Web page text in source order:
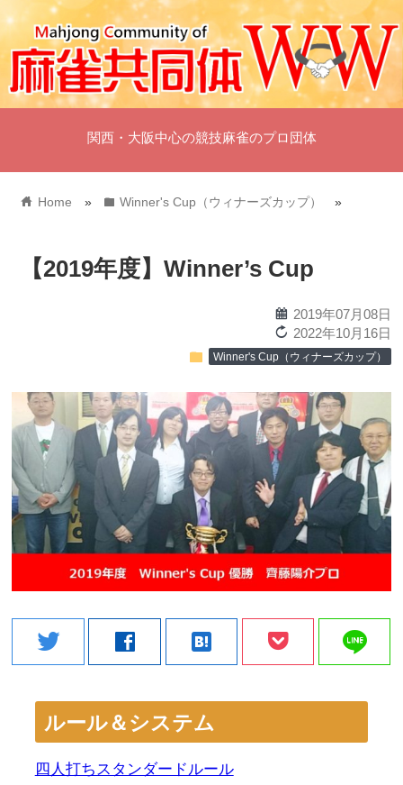
関西・大阪中心の競技麻雀のプロ団体
home Home » folderWinner's Cup（ウィナーズカップ） »
【2019年度】Winner’s Cup
calendar 2019年07月08日
reload 2022年10月16日
folder Winner's Cup（ウィナーズカップ）
twitter facebook hatenabookmark line
ルール＆システム
四人打ちスタンダードルール